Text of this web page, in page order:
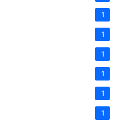
1
1
1
1
1
1